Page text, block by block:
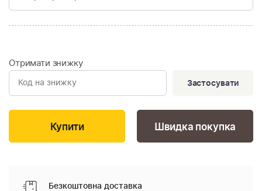
Отримати знижку
Застосувати
Швидка покупка
Безкоштовна доставка